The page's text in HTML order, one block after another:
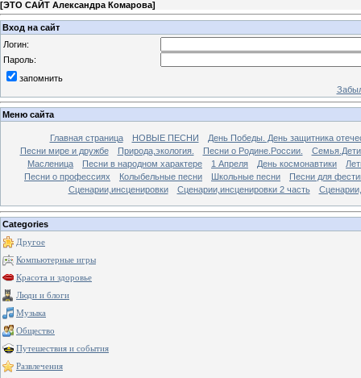
[ЭТО САЙТ Александра Комарова]
Вход на сайт
Логин:
Пароль:
запомнить
Меню сайта
Главная страница НОВЫЕ ПЕСНИ
День Победы. День защитника
Песни мире и дружбе
Природа,экология. Песни о Родине.России.
Масленица
Песни в народном характере 1 Апреля День космонавтики
Песни о профессиях
Колыбельные песни Школьные песни
Песни для
Сценарии,инсценировки
Сценарии,инсценировки 2 часть
Categories
Другое
Компьютерные игры
Красота и здоровье
Люди и блоги
Музыка
Общество
Путешествия и события
Развлечения